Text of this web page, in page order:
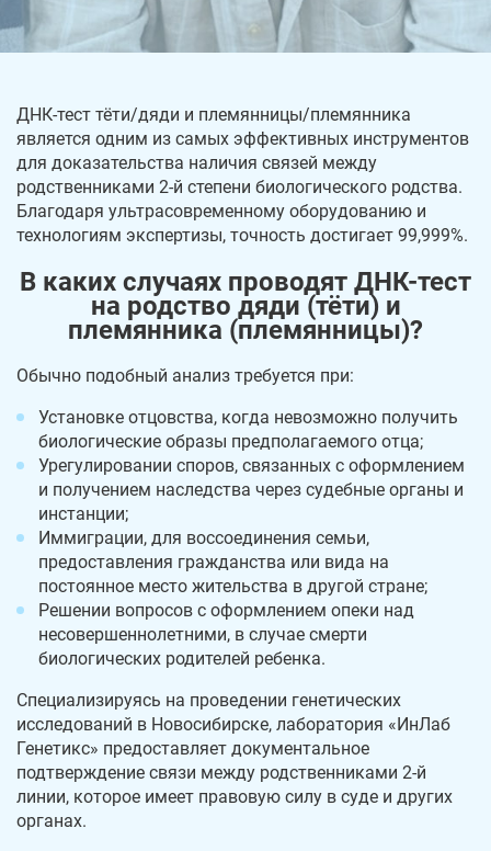
ДНК-тест тёти/дяди и племянницы/племянника
является одним из самых эффективных инструментов
для доказательства наличия связей между
родственниками 2-й степени биологического родства.
Благодаря ультрасовременному оборудованию и
технологиям экспертизы, точность достигает 99,999%.
В каких случаях проводят ДНК-тест
на родство дяди (тёти) и
племянника (племянницы)?
Обычно подобный анализ требуется при:
Установке отцовства, когда невозможно получить
биологические образы предполагаемого отца;
Урегулировании споров, связанных с оформлением
и получением наследства через судебные органы и
инстанции;
Иммиграции, для воссоединения семьи,
предоставления гражданства или вида на
постоянное место жительства в другой стране;
Решении вопросов с оформлением опеки над
несовершеннолетними, в случае смерти
биологических родителей ребенка.
Специализируясь на проведении генетических
исследований в Новосибирске, лаборатория «ИнЛаб
Генетикс» предоставляет документальное
подтверждение связи между родственниками 2-й
линии, которое имеет правовую силу в суде и других
органах.